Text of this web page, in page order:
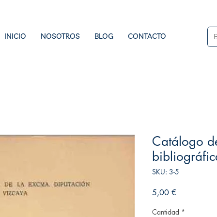
INICIO NOSOTROS BLOG CONTACTO
Catálogo
SKU: 3-5
5,00 €
Cantidad *